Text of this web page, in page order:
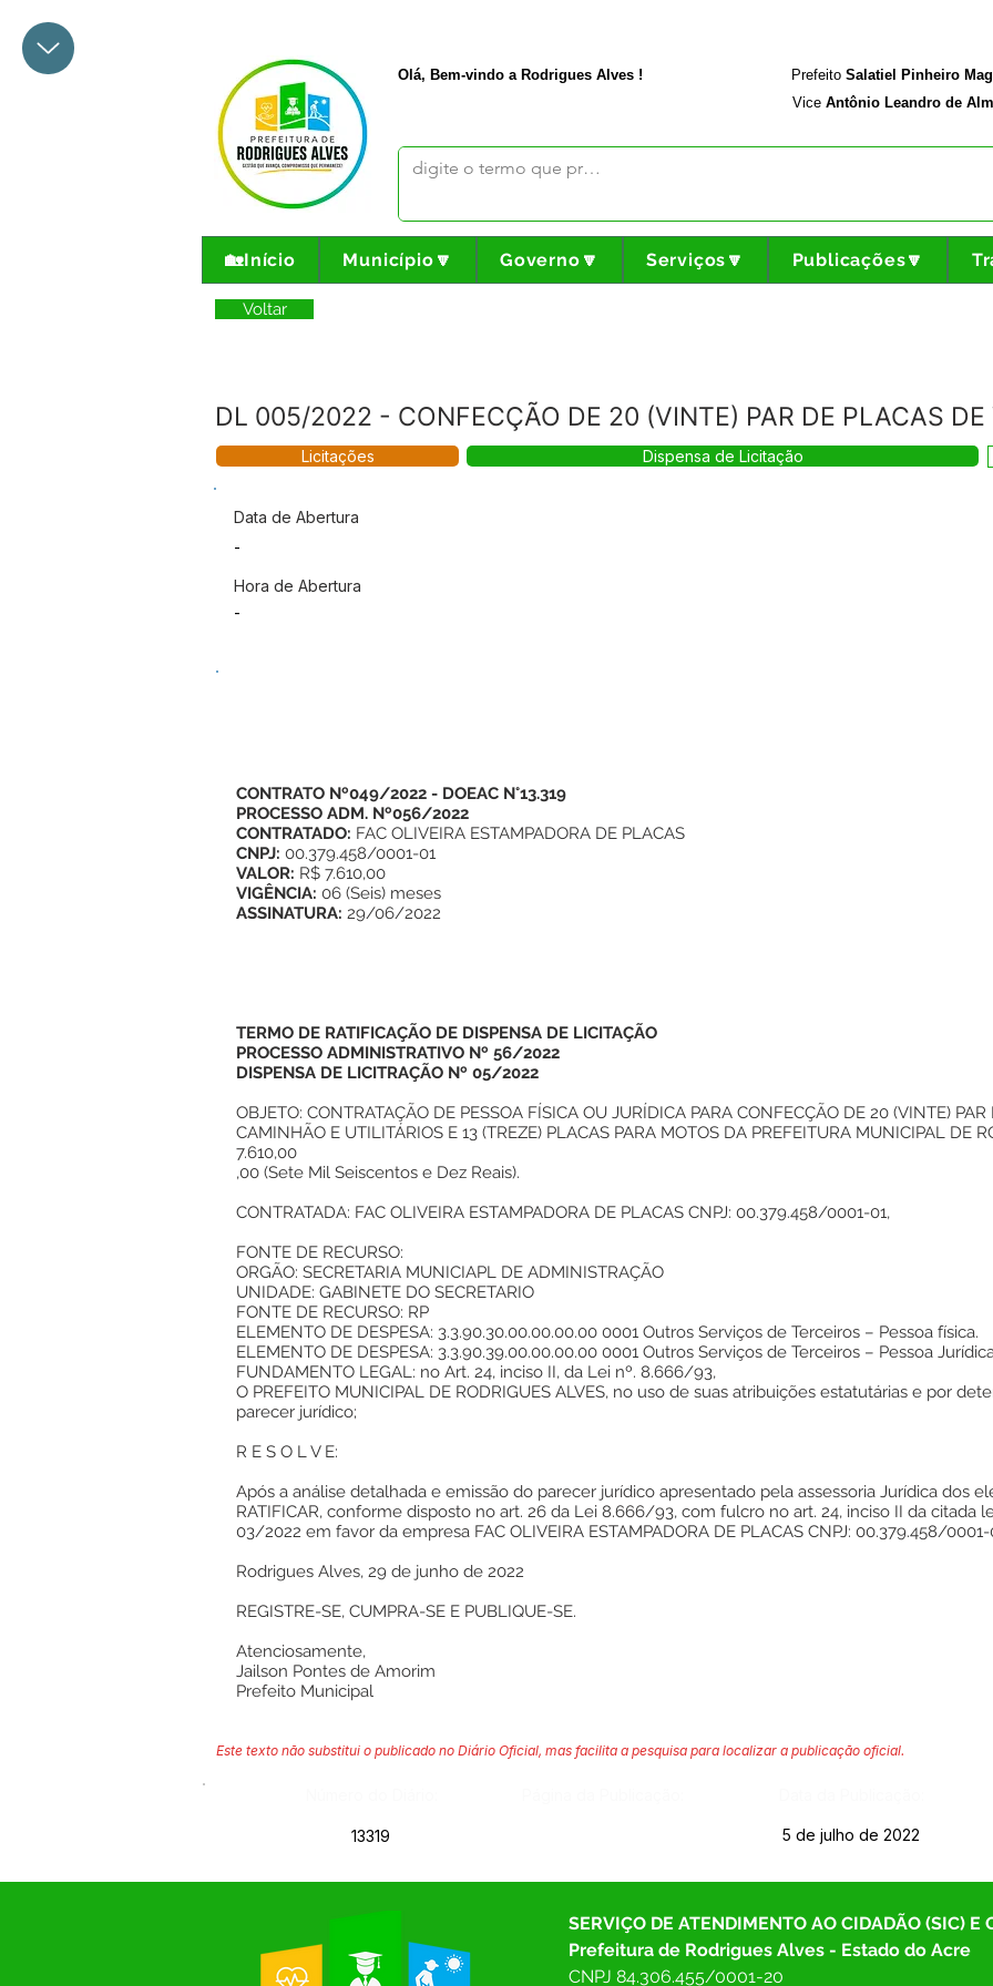
Olá, Bem-vindo a Rodrigues Alves ! Prefeito Salatiel Pinheiro
Vice Antônio Leandro de
🏡Início Município🔽 Governo🔽 Serviços🔽 Publicações🔽
Voltar
DL 005/2022 - CONFECÇÃO DE 20 (VINTE) PAR DE PLACAS DE
Licitações Dispensa de Licitação
Data de Abertura
-
Hora de Abertura
-
CONTRATO Nº049/2022 - DOEAC N°13.319
PROCESSO ADM. Nº056/2022
CONTRATADO: FAC OLIVEIRA ESTAMPADORA DE PLACAS
CNPJ: 00.379.458/0001-01
VALOR: R$ 7.610,00
VIGÊNCIA: 06 (Seis) meses
ASSINATURA: 29/06/2022
TERMO DE RATIFICAÇÃO DE DISPENSA DE LICITAÇÃO
PROCESSO ADMINISTRATIVO Nº 56/2022
DISPENSA DE LICITRAÇÃO Nº 05/2022
OBJETO: CONTRATAÇÃO DE PESSOA FÍSICA OU JURÍDICA PARA CONFECÇÃO DE 20 (VINTE)
CAMINHÃO E UTILITÁRIOS E 13 (TREZE) PLACAS PARA MOTOS DA PREFEITURA MUNICIPAL DE
7.610,00
,00 (Sete Mil Seiscentos e Dez Reais).
CONTRATADA: FAC OLIVEIRA ESTAMPADORA DE PLACAS CNPJ: 00.379.458/0001-01,
FONTE DE RECURSO:
ORGÃO: SECRETARIA MUNICIAPL DE ADMINISTRAÇÃO
UNIDADE: GABINETE DO SECRETARIO
FONTE DE RECURSO: RP
ELEMENTO DE DESPESA: 3.3.90.30.00.00.00.00 0001 Outros Serviços de Terceiros – Pessoa física.
ELEMENTO DE DESPESA: 3.3.90.39.00.00.00.00 0001 Outros Serviços de Terceiros – Pessoa
FUNDAMENTO LEGAL: no Art. 24, inciso II, da Lei nº. 8.666/93,
O PREFEITO MUNICIPAL DE RODRIGUES ALVES, no uso de suas atribuições estatutárias e por
parecer jurídico;
R E S O L V E:
Após a análise detalhada e emissão do parecer jurídico apresentado pela assessoria Jurídica dos
RATIFICAR, conforme disposto no art. 26 da Lei 8.666/93, com fulcro no art. 24, inciso II da citada
03/2022 em favor da empresa FAC OLIVEIRA ESTAMPADORA DE PLACAS CNPJ: 00.379.458/0001-
Rodrigues Alves, 29 de junho de 2022
REGISTRE-SE, CUMPRA-SE E PUBLIQUE-SE.
Atenciosamente,
Jailson Pontes de Amorim
Prefeito Municipal
Este texto não substitui o publicado no Diário Oficial, mas facilita a pesquisa para localizar a publicação oficial.
13319 5 de julho de 2022
SERVIÇO DE ATENDIMENTO AO CIDADÃO (SIC) E
Prefeitura de Rodrigues Alves - Estado do Acre
CNPJ 84.306.455/0001-20